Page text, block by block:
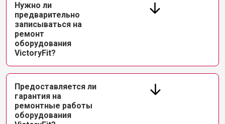
Нужно ли
предварительно
записываться на
ремонт
оборудования
VictoryFit?
Предоставляется ли
гарантия на
ремонтные работы
оборудования